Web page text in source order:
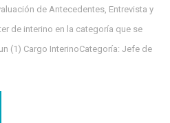
de Antecedentes, Entrevista y
de interino en la categoría que se
(1) Cargo InterinoCategoría: Jefe de